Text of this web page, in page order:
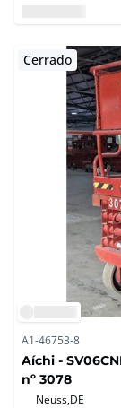
Cerrado
A1-46753-8
Aíchi -
nº 3078
Neuss,DE